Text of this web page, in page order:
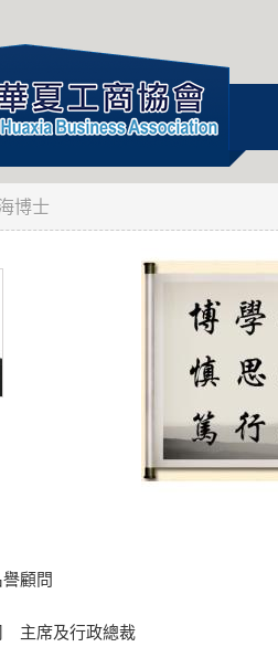
博士
顧問
主席及行政總裁